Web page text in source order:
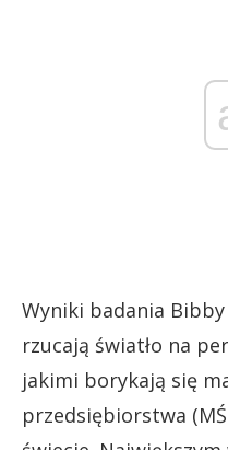
Wyniki badania
rzucają światło na
jakimi borykają się
przedsiębiorstwa